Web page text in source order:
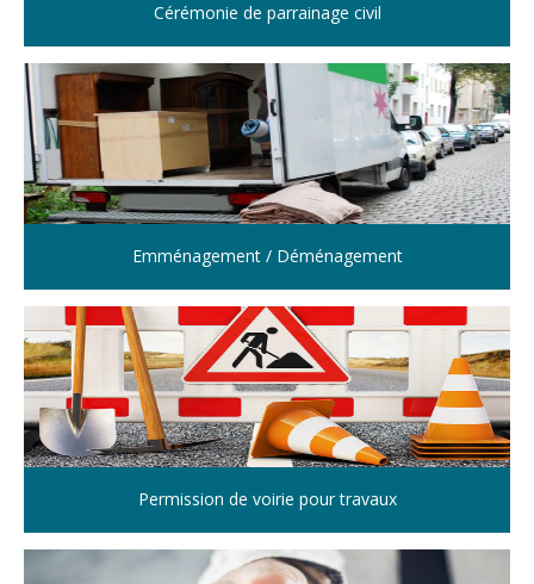
Cérémonie de parrainage civil
Emménagement / Déménagement
Permission de voirie pour travaux